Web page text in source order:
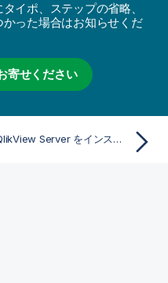
イポ、ステップの省略、
った場合はお知らせくだ
寄せください
QlikView Server をインストールする